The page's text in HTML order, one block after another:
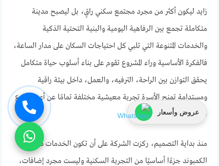
زايد ليكون أكثر من مجرد مجتمع سكني راقٍ، بل ليصبح مدينة
متكاملة تجمع بين الرفاهية اليومية والبنية التحتية الذكية
والخدمات المتنوعة التي تلبي كل احتياجات السكان على مدار الساعة،
فالفكرة الأساسية وراء المشروع تقوم على بناء أسلوب حياة متكامل
يحقق التوازن بين الراحة، الترفيه، والعمل، داخل بيئة راقية
ومستدامة تمنح الأسرة تجربة معيشية مختلفة تمامًا عن أي مشروع
تقليدي آخر.
منذ بداية التصميم، ركزت الشركة على أن تكون الخدمات داخل
الكمبوند جزءًا أساسيًا من التجربة السكنية وليست مجرد إضافات،
عروض وأسعار